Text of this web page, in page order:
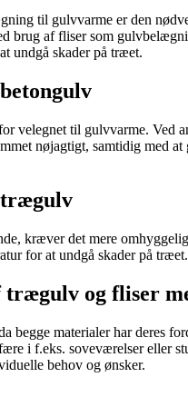
til gulvvarme er den
brug af fliser som
undgå skader på træet.
velegnet til gulvvarme. Ved
nøjagtigt, samtidig med
trægulv
kræver det mere
for at undgå skader på
og fliser
materialer har deres
i f.eks. soveværelser eller
behov og ønsker.